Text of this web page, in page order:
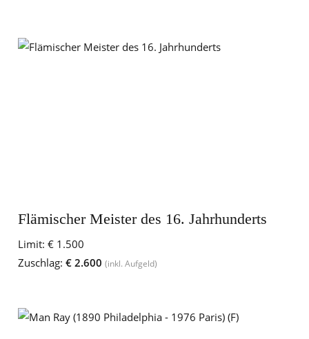
Flämischer Meister des 16. Jahrhunderts
Limit: € 1.500
Zuschlag: € 2.600 (inkl. Aufgeld)